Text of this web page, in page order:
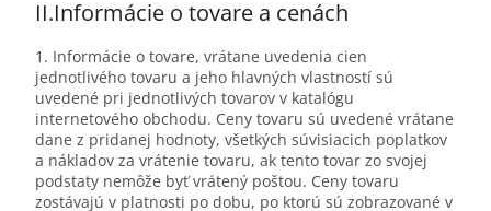
II.Informácie o tovare a cenách
1. Informácie o tovare, vrátane uvedenia cien
jednotlivého tovaru a jeho hlavných vlastností sú
uvedené pri jednotlivých tovarov v katalógu
internetového obchodu. Ceny tovaru sú uvedené vrátane
dane z pridanej hodnoty, všetkých súvisiacich poplatkov
a nákladov za vrátenie tovaru, ak tento tovar zo svojej
podstaty nemôže byť vrátený poštou. Ceny tovaru
zostávajú v platnosti po dobu, po ktorú sú zobrazované v